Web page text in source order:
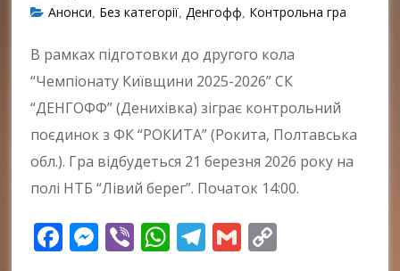
Анонси Без категорії Денгофф Контрольна гра
В рамках підготовки до другого кола
“Чемпіонату Київщини 2025-2026” СК
“ДЕНГОФФ” (Денихівка) зіграє контрольний
поєдинок з ФК “РОКИТА” (Рокита, Полтавська
обл.). Гра відбудеться 21 березня 2026 року на
полі НТБ “Лівий берег”. Початок 14:00.
Facebook
Messenger
ViberWhatsApp
Telegram
Gmail